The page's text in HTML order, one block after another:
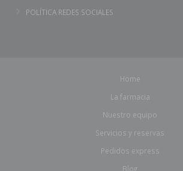
POLÍTICA REDES SOCIALES
Home
La farmacia
Nuestro equipo
Servicios y reservas
Pedidos express
Blog